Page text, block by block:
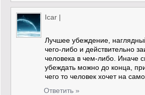
Icar |
Лучшее убеждение,
чего-либо и действительно
человека в чем-либо. Иначе
убеждать можно до конца,
чего то человек хочет на
Ответить »